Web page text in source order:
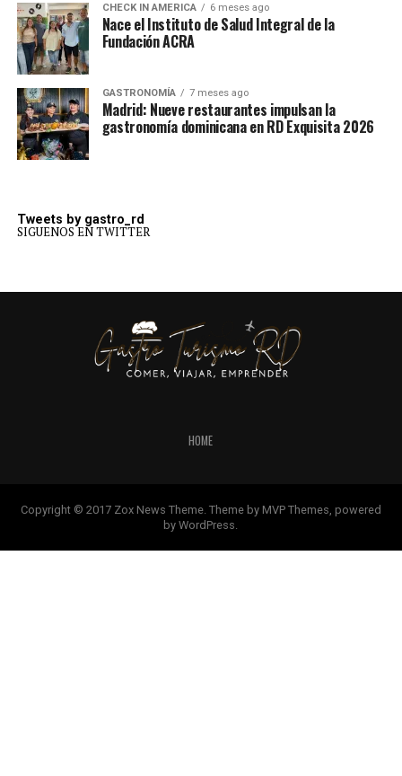
CHECK IN AMERICA 6 meses ago
Nace el Instituto de Salud Integral de la
Fundación ACRA
GASTRONOMÍA 7 meses ago
Madrid: Nueve restaurantes impulsan la
gastronomía dominicana en RD Exquisita 2026
Tweets by gastro_rd
SIGUENOS EN TWITTER
HOME
Copyright © 2017 Zox News Theme. Theme by MVP Themes, powered
by WordPress.